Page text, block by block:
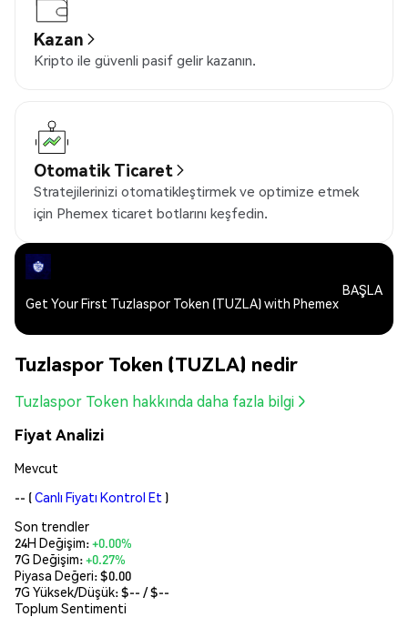
Kazan
Kripto ile güvenli pasif gelir kazanın.
Otomatik Ticaret
Stratejilerinizi otomatikleştirmek ve optimize etmek
için Phemex ticaret botlarını keşfedin.
Get Your First Tuzlaspor Token (TUZLA) with Phemex
BAŞLA
Tuzlaspor Token (TUZLA) nedir
Tuzlaspor Token hakkında daha fazla bilgi
Fiyat Analizi
Mevcut
-- (Canlı Fiyatı Kontrol Et )
Son trendler
24H Değişim:+0.00%
7G Değişim:+0.27%
Piyasa Değeri:$0.00
7G Yüksek/Düşük: $-- / $--
Toplum Sentimenti